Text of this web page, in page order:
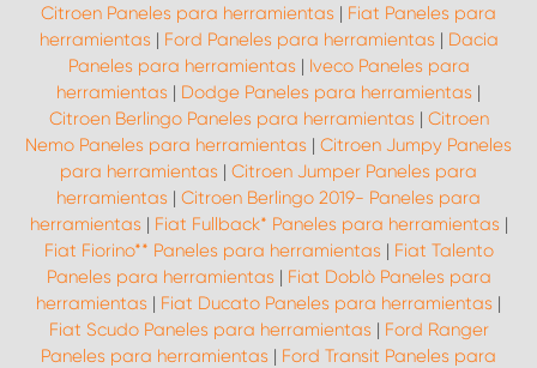
Citroen Paneles para herramientas | Fiat Paneles para
herramientas | Ford Paneles para herramientas | Dacia
Paneles para herramientas | Iveco Paneles para
herramientas | Dodge Paneles para herramientas |
Citroen Berlingo Paneles para herramientas | Citroen
Nemo Paneles para herramientas | Citroen Jumpy Paneles
para herramientas | Citroen Jumper Paneles para
herramientas | Citroen Berlingo 2019- Paneles para
herramientas | Fiat Fullback* Paneles para herramientas |
Fiat Fiorino** Paneles para herramientas | Fiat Talento
Paneles para herramientas | Fiat Doblò Paneles para
herramientas | Fiat Ducato Paneles para herramientas |
Fiat Scudo Paneles para herramientas | Ford Ranger
Paneles para herramientas | Ford Transit Paneles para